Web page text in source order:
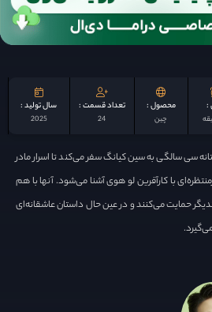
: محصول :
چين
تعداد قسمت :
24
سال تولید :
2025
سی سالگی به سین کیانگ سفر می‌کند تا اسرار مادر
با کارآفرین لو هوی آشنا می‌شود. آنها با هم
حمایت می‌کنند و در عین حال داستان عاشقانه‌ای